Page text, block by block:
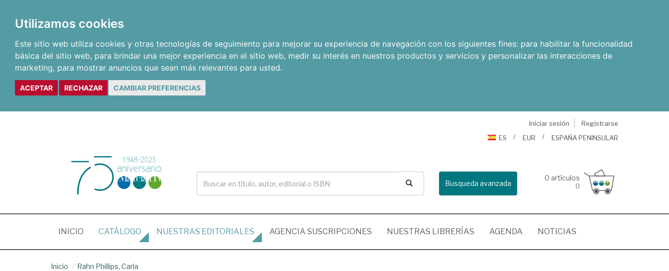
Utilizamos cookies
Este sitio web utiliza cookies y otras tecnologías de seguimiento para mejorar su experiencia de navegación con los siguientes fines: para habilitar la funcionalidad
básica del sitio web, para brindar una mejor experiencia en el sitio web, medir su interés en nuestros productos y servicios y personalizar las interacciones de
marketing, para mostrar anuncios que sean más relevantes para usted.
ACEPTAR RECHAZAR CAMBIAR PREFERENCIAS
Iniciar sesión
Registrarse
ES
EUR ESPAÑA PENINSULAR
Busqueda avanzada
0 artículos
0
INICIO (CURRENT)
CATÁLOGO NUESTRAS EDITORIALES AGENCIA SUSCRIPCIONES NUESTRAS LIBRERÍAS AGENDA NOTICIAS
Inicio Rahn Phillips, Carla